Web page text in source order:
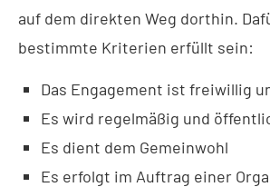
auf dem direkten Weg dorthin.
bestimmte Kriterien erfüllt sein:
Das Engagement ist freiwillig
Es wird regelmäßig und
Es dient dem Gemeinwohl
Es erfolgt im Auftrag einer